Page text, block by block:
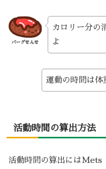
バーグせんせ
カロリー分の
よ
運動の時間は体
活動時間の算出方法
活動時間の算出にはMets